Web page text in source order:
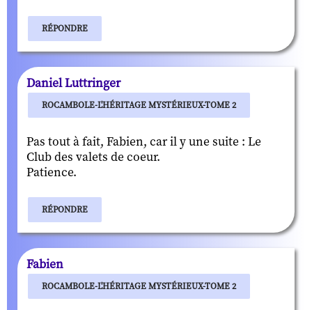
RÉPONDRE
Daniel Luttringer
ROCAMBOLE-L'HÉRITAGE MYSTÉRIEUX-TOME 2
Pas tout à fait, Fabien, car il y une suite : Le
Club des valets de coeur.
Patience.
RÉPONDRE
Fabien
ROCAMBOLE-L'HÉRITAGE MYSTÉRIEUX-TOME 2